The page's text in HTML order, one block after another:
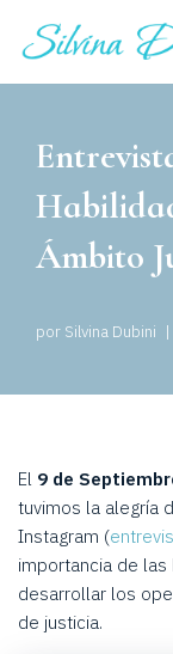
Saltar
al
Ámbito
porSilvina Dubini
El 9 de
tuvimos la alegría
Instagram (
importancia de
desarrollar los
de justicia.